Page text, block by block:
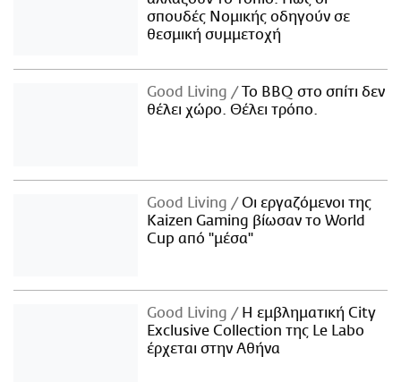
σπουδές Νομικής οδηγούν σε
θεσμική συμμετοχή
Good Living
Το BBQ στο σπίτι δεν
θέλει χώρο. Θέλει τρόπο.
Good Living
Οι εργαζόμενοι της
Kaizen Gaming βίωσαν το World
Cup από "μέσα"
Good Living
Η εμβληματική City
Exclusive Collection της Le Labo
έρχεται στην Αθήνα